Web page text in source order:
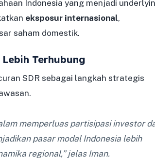
Indonesia yang menjadi
eksposur internasional,
saham domestik.
Terhubung
SDR sebagai langkah strategis
memperluas partisipasi investor
pasar modal Indonesia lebih
regional,” jelas Iman.